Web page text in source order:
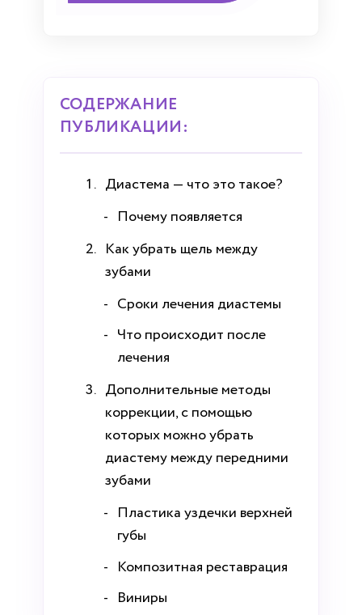
СОДЕРЖАНИЕ
ПУБЛИКАЦИИ:
Диастема — что это такое?
Почему появляется
Как убрать щель между
зубами
Сроки лечения диастемы
Что происходит после
лечения
Дополнительные методы
коррекции, с помощью
которых можно убрать
диастему между передними
зубами
Пластика уздечки верхней
губы
Композитная реставрация
Виниры